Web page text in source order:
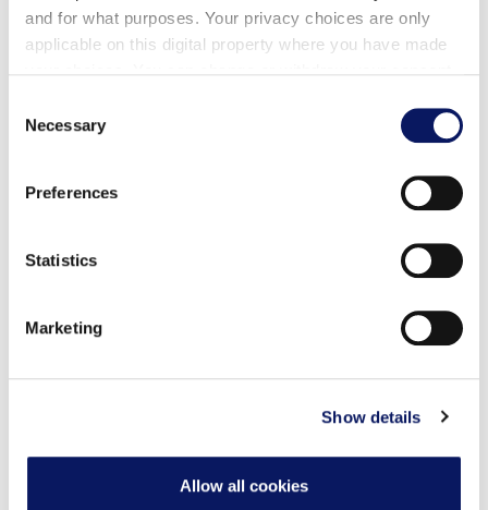
and for what purposes. Your privacy choices are only
applicable on this digital property where you have made
the Privacy trigger icon.
Find out more about how your personal data is processed
and set your preferences in the
We use cookies to personalise content and ads, to
provide social media features and to analyse our traffic.
our social media, advertising and analytics partners who
provided to them or that they’ve collected from your use
Selection
Necessary
Preferences
Statistics
Marketing
Show details
Allow all cookies
コインランドリー
Mandara spa - アジア風の隠れ家で、エキゾチック
なスパサービスやフルサービスのヘアサロン、ネイ
Walt Disney world 全テーマパーク、アトラクショ
ン、ディズニー・リゾートへの無料定期送迎サービ
ATM機4台（ドルフィン内に2台、スワン内に2台）
2つのビジネスセンター